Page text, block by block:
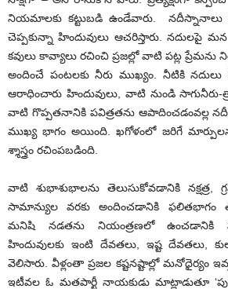
నియమాలకు కట్టుబడి ఉండేవారు. నదీస్నానాలు
చెప్పకున్నా హిందువులు ఆచరిస్తారు. నదులపై
కవులు కావ్యాలు రచించి ప్రజల్లో వాటి పట్ల ప్రేమను
అందించే పంటలకు నీరు ముఖ్యం. నీటికి నదులు
ఆరాధించారు హిందువులు, వాటి నుండి సాగునీరు-
వాటి గొప్పతనానికి పవిత్రతను ఆపాదించడంవల్ల
ముఖ్య భాగం అయింది. ఖగోళంలో జరిగే
శ్శాస్త్రం రచింపబడింది.
వాటి శుభాశుభాలను తెలుసుకోవడానికి నక్షత్ర,
సామాన్యుల వరకు అందించడానికి ఫలితభాగం
మనిషి నడతను నియంత్రణలో ఉంచడానికి
హిందువులకు ఇంటి దేవతలు, ఇష్ట దేవతలు,
వెలిసారు. వీళ్లంతా ప్రజల కష్టనష్టాల్లో
ఇటీవల ఓ మతపార్టీ నాయకుడు మాట్లాడుతూ